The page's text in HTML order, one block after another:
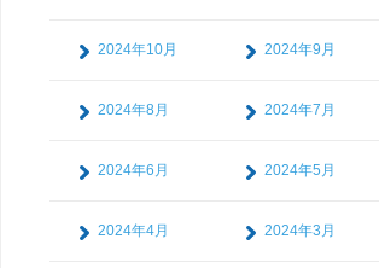
2024年10月 2024年9月
2024年8月 2024年7月
2024年6月 2024年5月
2024年4月 2024年3月